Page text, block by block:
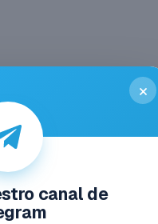
×
canal de